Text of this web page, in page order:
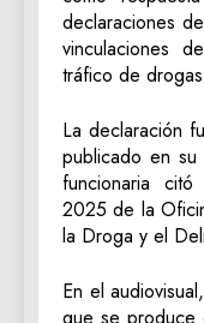
declaraciones
vinculaciones
tráfico de
La declaración
publicado en su
funcionaria
2025 de la
la Droga y el
En el